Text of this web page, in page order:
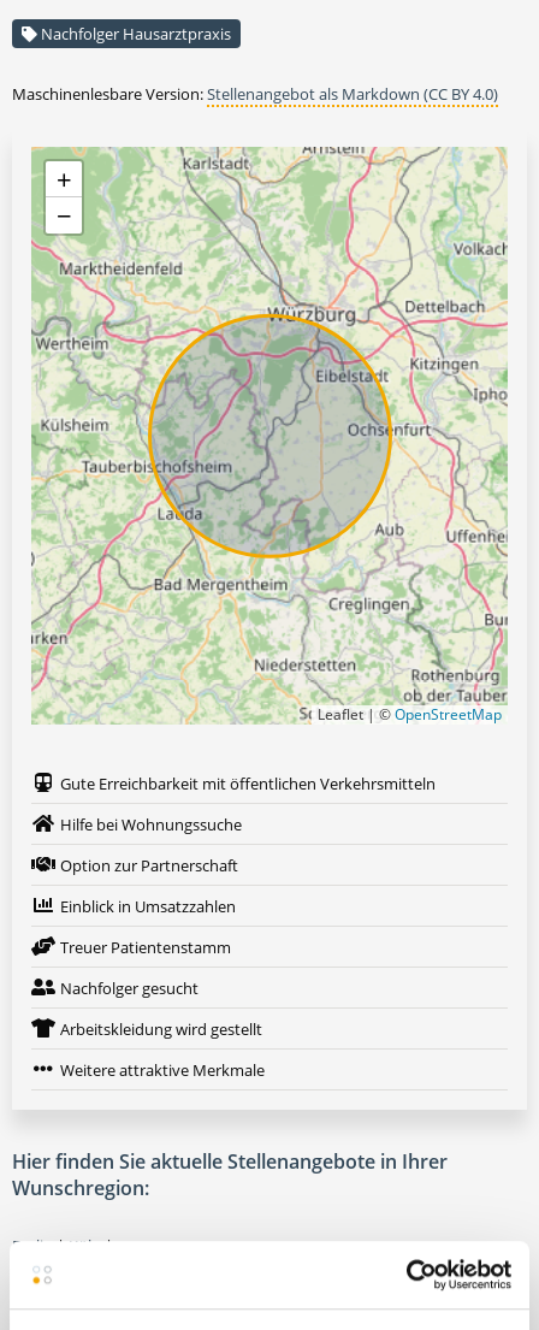
Nachfolger Hausarztpraxis
Maschinenlesbare Version:Stellenangebot als Markdown (CC BY 4.0)
+
−
Leaflet | ©OpenStreetMap
Gute Erreichbarkeit mit öffentlichen Verkehrsmitteln
Hilfe bei Wohnungssuche
Option zur Partnerschaft
Einblick in Umsatzzahlen
Treuer Patientenstamm
Nachfolger gesucht
Arbeitskleidung wird gestellt
Weitere attraktive Merkmale
Hier finden Sie aktuelle Stellenangebote in Ihrer
Wunschregion:
Berlin | Köln |